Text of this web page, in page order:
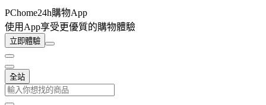
PChome24h購物App
使用App享受更優質的購物體驗
立即體驗
全站